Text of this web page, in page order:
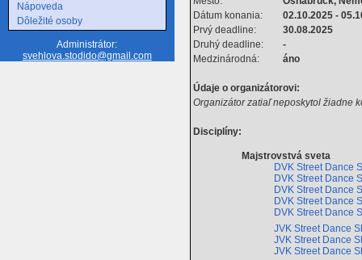
Nápoveda
Dôležité osoby
Administrátor:
svehlova.stodido@gmail.com
Dátum konania:
02.10.2025 -
Prvý deadline:
30.08.2025
Druhý deadline:
-
Medzinárodná:
áno
Údaje o organizátorovi:
Organizátor zatiaľ neposkytol žiadne
Disciplíny:
Majstrovstvá sveta
DVK Street Dance
DVK Street Dance
DVK Street Dance
DVK Street Dance
DVK Street Dance
JVK Street Dance
JVK Street Dance
JVK Street Dance